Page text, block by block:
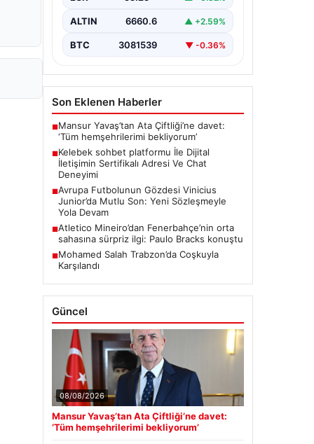
bir biçimde iletişim oluşturması ciddi
ALTIN 6660.6 ▲ +2.59%
BTC 3081539 ▼ -0.36%
Son Eklenen Haberler
■Mansur Yavaş’tan Ata Çiftliği’ne davet:
‘Tüm hemşehrilerimi bekliyorum’
■Kelebek sohbet platformu İle Dijital
İletişimin Sertifikalı Adresi Ve Chat
Deneyimi
■Avrupa Futbolunun Gözdesi Vinicius
Junior’da Mutlu Son: Yeni Sözleşmeyle
Yola Devam
■Atletico Mineiro’dan Fenerbahçe’nin orta
sahasına sürpriz ilgi: Paulo Bracks konuştu
■Mohamed Salah Trabzon’da Coşkuyla
Karşılandı
Güncel
08/08/2026
Mansur Yavaş’tan Ata Çiftliği’ne davet:
‘Tüm hemşehrilerimi bekliyorum’